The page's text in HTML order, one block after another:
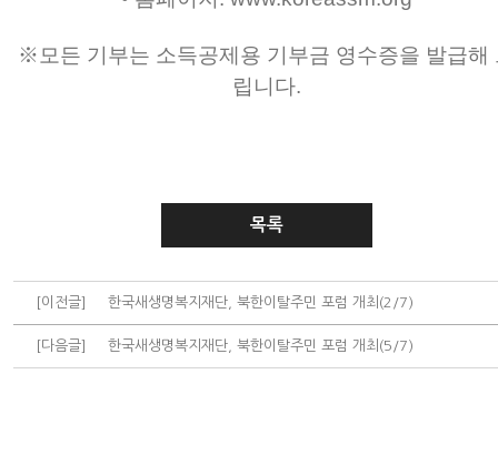
※모든 기부는 소득공제용 기부금 영수증을 발급해
립니다.
목록
[이전글] 한국새생명복지재단, 북한이탈주민 포럼 개최(2/7)
[다음글] 한국새생명복지재단, 북한이탈주민 포럼 개최(5/7)